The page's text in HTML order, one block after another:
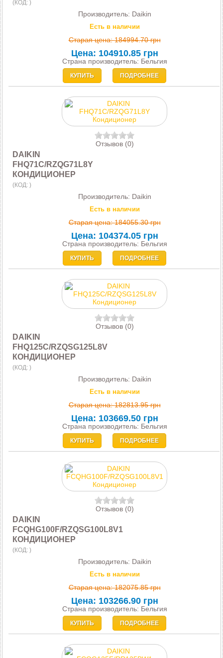
(КОД: )
Производитель: Daikin
Есть в наличии
Старая цена:184994.70 грн
Цена: 104910.85 грн
Страна производитель: Бельгия
КУПИТЬ ПОДРОБНЕЕ
Отзывов (0)
DAIKIN
FHQ71C/RZQG71L8Y
КОНДИЦИОНЕР
(КОД: )
Производитель: Daikin
Есть в наличии
Старая цена:184055.30 грн
Цена: 104374.05 грн
Страна производитель: Бельгия
КУПИТЬ ПОДРОБНЕЕ
Отзывов (0)
DAIKIN
FHQ125C/RZQSG125L8V
КОНДИЦИОНЕР
(КОД: )
Производитель: Daikin
Есть в наличии
Старая цена:182813.95 грн
Цена: 103669.50 грн
Страна производитель: Бельгия
КУПИТЬ ПОДРОБНЕЕ
Отзывов (0)
DAIKIN
FCQHG100F/RZQSG100L8V1
КОНДИЦИОНЕР
(КОД: )
Производитель: Daikin
Есть в наличии
Старая цена:182075.85 грн
Цена: 103266.90 грн
Страна производитель: Бельгия
КУПИТЬ ПОДРОБНЕЕ